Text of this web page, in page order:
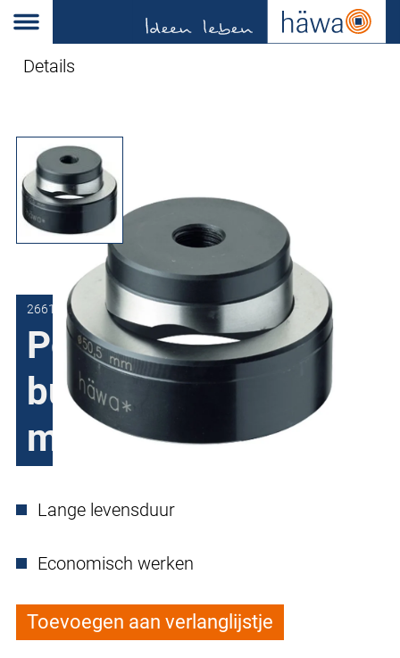
Details
2661-0220-20-00
Ponsen, matrijs-
buitendiameter 50
mm
Lange levensduur
Economisch werken
Toevoegen aan verlanglijstje